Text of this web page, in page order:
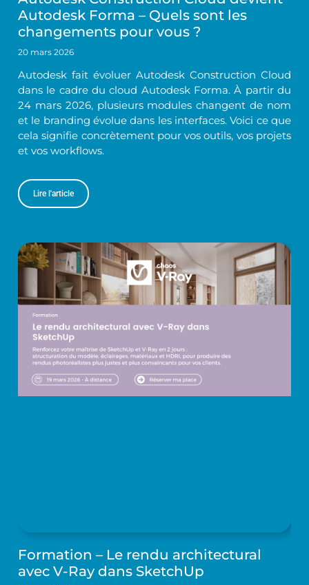
Autodesk Forma – Quels sont les
changements pour vous ?
20 mars 2026
Autodesk fait évoluer Autodesk Construction Cloud
dans le cadre du cloud Autodesk Forma. À partir du
24 mars 2026, plusieurs modules changent de nom
et le branding évolue dans les interfaces. Voici ce que
cela signifie concrètement pour vos outils, vos projets
et vos workflows.
Lire l'article
Formation – Le rendu architectural
avec V-Ray dans SketchUp